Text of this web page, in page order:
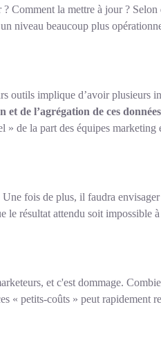
Comment la mettre à jour ? Selon
niveau beaucoup plus
outils implique d’avoir plusieurs
et de l’agrégation de ces données
de la part des équipes marketing
fois de plus, il faudra envisager
le résultat attendu soit impossible
et c'est dommage.
« petits-coûts » peut rapidement